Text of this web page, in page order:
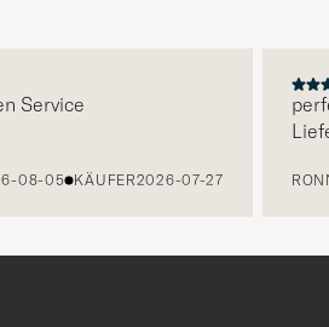
05 KÄUFER 2026-07-27 RONNY